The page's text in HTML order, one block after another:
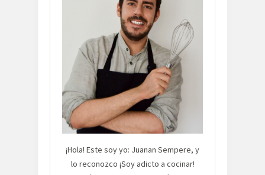
¡Hola! Este soy yo: Juanan Sempere, y
lo reconozco ¡Soy adicto a cocinar!